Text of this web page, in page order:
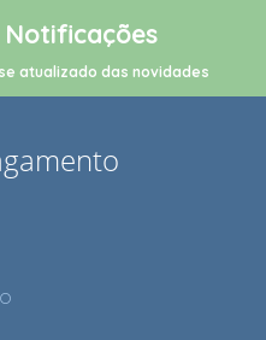
Notificações
atualizado das novidades